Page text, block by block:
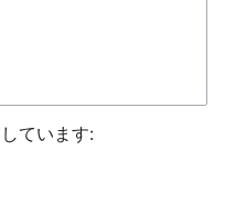
ています: